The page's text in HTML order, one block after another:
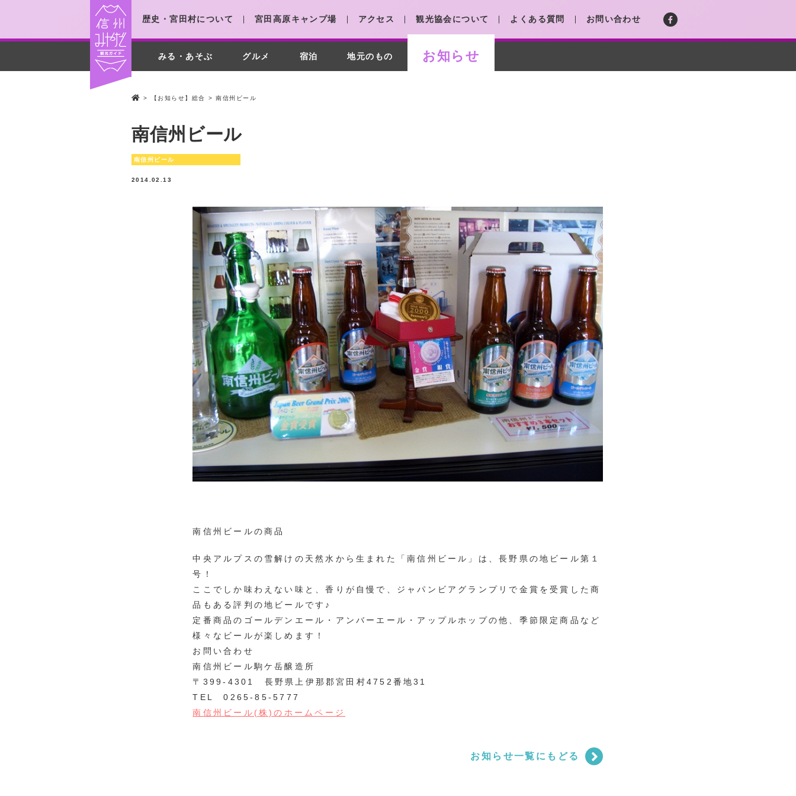
歴史・宮田村について 宮田高原キャンプ場 アクセス 観光協会について よくある質問 お問い合わせ
みる・あそぶ グルメ 宿泊 地元のもの お知らせ
> 【お知らせ】総合 > 南信州ビール
南信州ビール
南信州ビール
2014.02.13
南信州ビールの商品
中央アルプスの雪解けの天然水から生まれた「南信州ビール」は、長野県の地ビール第１
号！
ここでしか味わえない味と、香りが自慢で、ジャパンビアグランプリで金賞を受賞した商
品もある評判の地ビールです♪
定番商品のゴールデンエール・アンバーエール・アップルホップの他、季節限定商品など
様々なビールが楽しめます！
お問い合わせ
南信州ビール駒ケ岳醸造所
〒399-4301 長野県上伊那郡宮田村4752番地31
TEL 0265-85-5777
南信州ビール(株)のホームページ
お知らせ一覧にもどる